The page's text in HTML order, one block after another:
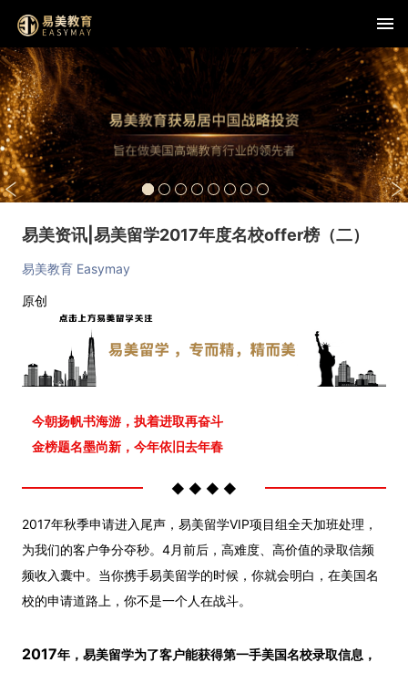
易美资讯|易美留学2017年度名校offer榜（二）
易美教育 Easymay
原创
今朝扬帆书海游， 执着进取再奋斗
金榜题名墨尚新， 今年依旧去年春
◆ ◆ ◆ ◆
2017年秋季申请进入尾声，易美留学VIP项目组全天加班处理，
为我们的客户争分夺秒。4月前后，高难度、高价值的录取信频
频收入囊中。当你携手易美留学的时候，你就会明白，在美国名
校的申请道路上，你不是一个人在战斗。
2017年，易美留学为了客户能获得第一手美国名校录取信息，